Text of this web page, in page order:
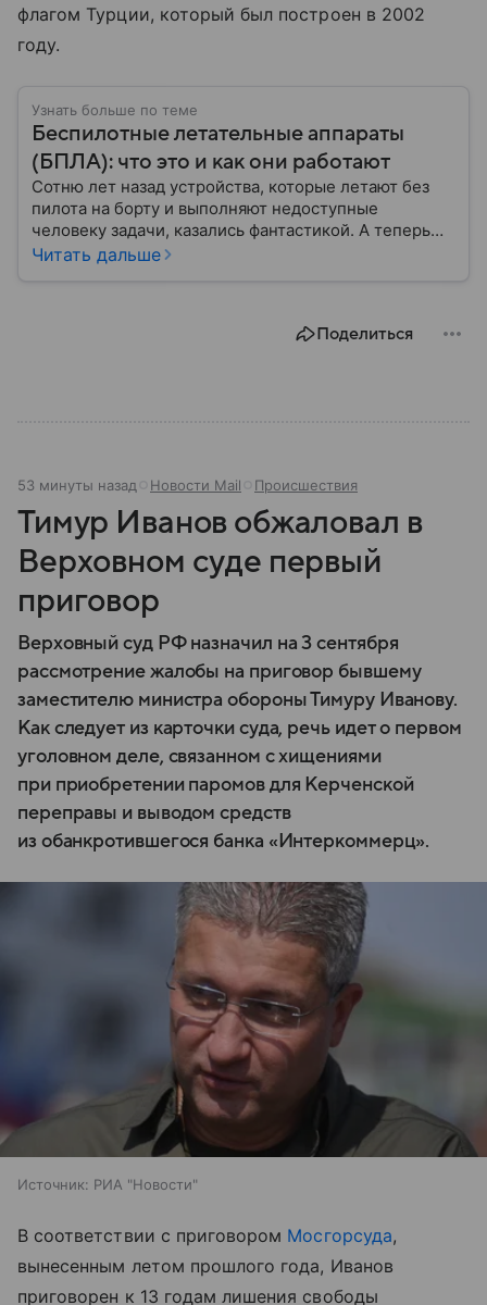
флагом Турции, который был построен в 2002
году.
Узнать больше по теме
Беспилотные летательные аппараты
(БПЛА): что это и как они работают
Сотню лет назад устройства, которые летают без
пилота на борту и выполняют недоступные
человеку задачи, казались фантастикой. А теперь
они стали реальностью: собрали главное о
Читать дальше
Поделиться
53 минуты назад Новости Mail Происшествия
Тимур Иванов обжаловал в
Верховном суде первый
приговор
Верховный суд РФ назначил на 3 сентября
рассмотрение жалобы на приговор бывшему
заместителю министра обороны Тимуру Иванову.
Как следует из карточки суда, речь идет о первом
уголовном деле, связанном с хищениями
при приобретении паромов для Керченской
переправы и выводом средств
из обанкротившегося банка «Интеркоммерц».
Источник: РИА "Новости"
В соответствии с приговором Мосгорсуда,
вынесенным летом прошлого года, Иванов
приговорен к 13 годам лишения свободы